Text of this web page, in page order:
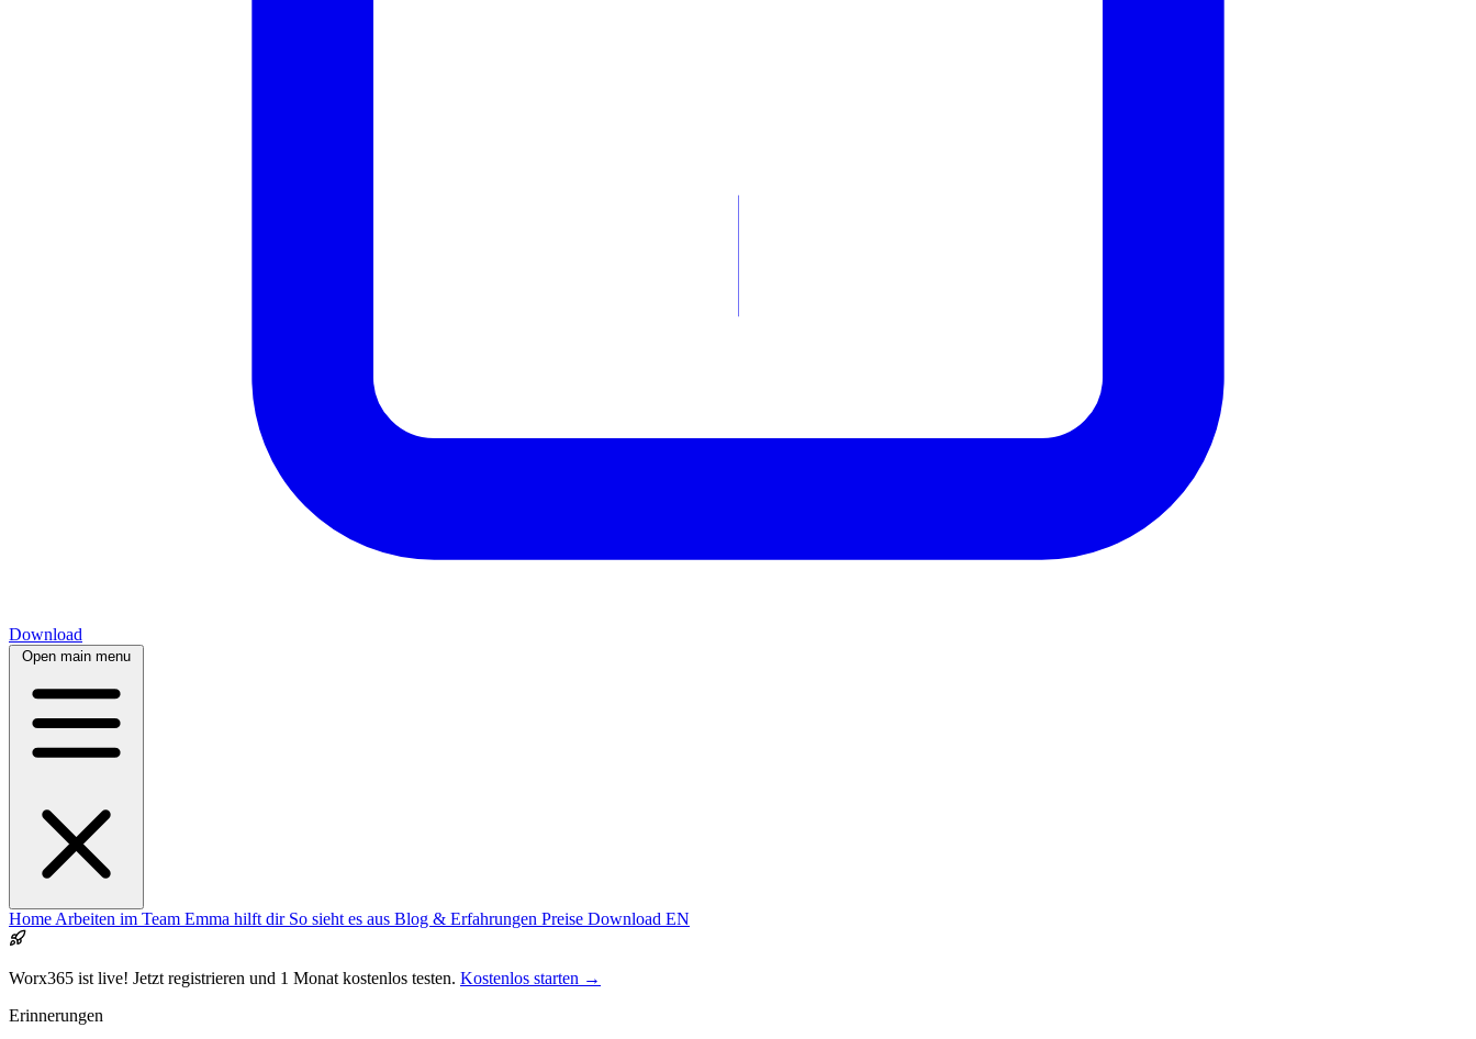
Download
Open main menu
HomeArbeiten im Team Emma hilft dir So sieht es aus Blog & Erfahrungen Preise Download EN
Worx365 ist live! Jetzt registrieren und 1 Monat kostenlos testen. Kostenlos starten →
Erinnerungen